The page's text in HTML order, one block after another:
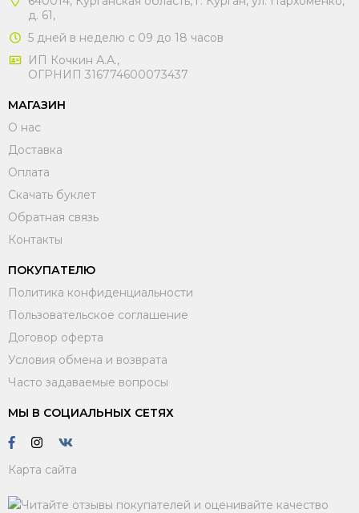
д. 61,
5 дней в неделю с 09 до 18 часов
ИП Кочкин А.А.,
ОГРНИП 316774600073437
МАГАЗИН
О нас
Доставка
Оплата
Скачать буклет
Обратная связь
Контакты
ПОКУПАТЕЛЮ
Политика конфиденциальности
Пользовательское соглашение
Договор оферта
Условия обмена и возврата
Часто задаваемые вопросы
МЫ В СОЦИАЛЬНЫХ СЕТЯХ
Карта сайта